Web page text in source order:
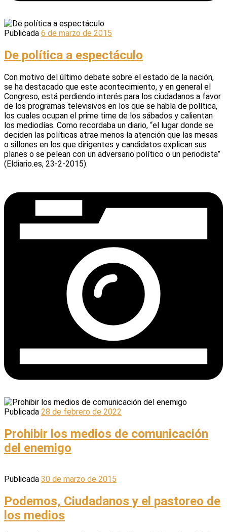
Publicada 6 de marzo de 2015
De política a espectáculo
Con motivo del último debate sobre el estado de la nación,
se ha destacado que este acontecimiento, y en general el
Congreso, está perdiendo interés para los ciudadanos a favor
de los programas televisivos en los que se habla de política,
los cuales ocupan el prime time de los sábados y calientan
los mediodías. Como recordaba un diario, “el lugar donde se
deciden las políticas atrae menos la atención que las mesas
o sillones en los que dirigentes y candidatos explican sus
planes o se pelean con un adversario político o un periodista”
(Eldiario.es, 23-2-2015).
Publicada 28 de febrero de 2022
Prohibir los medios de comunicación
del enemigo
Publicada 30 de marzo de 2015
Podemos, Ciudadanos y el pastoreo de
los medios